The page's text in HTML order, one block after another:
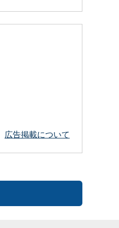
広告掲載について